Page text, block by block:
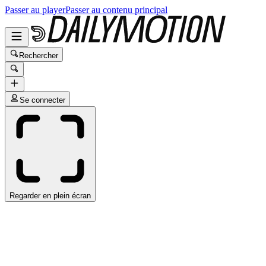
Passer au playerPasser au contenu principal
Rechercher
Se connecter
Regarder en plein écran